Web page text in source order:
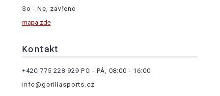
So - Ne, zavřeno
mapa zde
Kontakt
+420 775 228 929 PO - PÁ, 08:00 - 16:00
info@gorillasports.cz